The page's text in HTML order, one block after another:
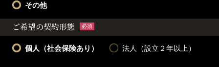
その他
ご希望の契約形態 必須
個人（社会保険あり） 法人（設立２年以上）